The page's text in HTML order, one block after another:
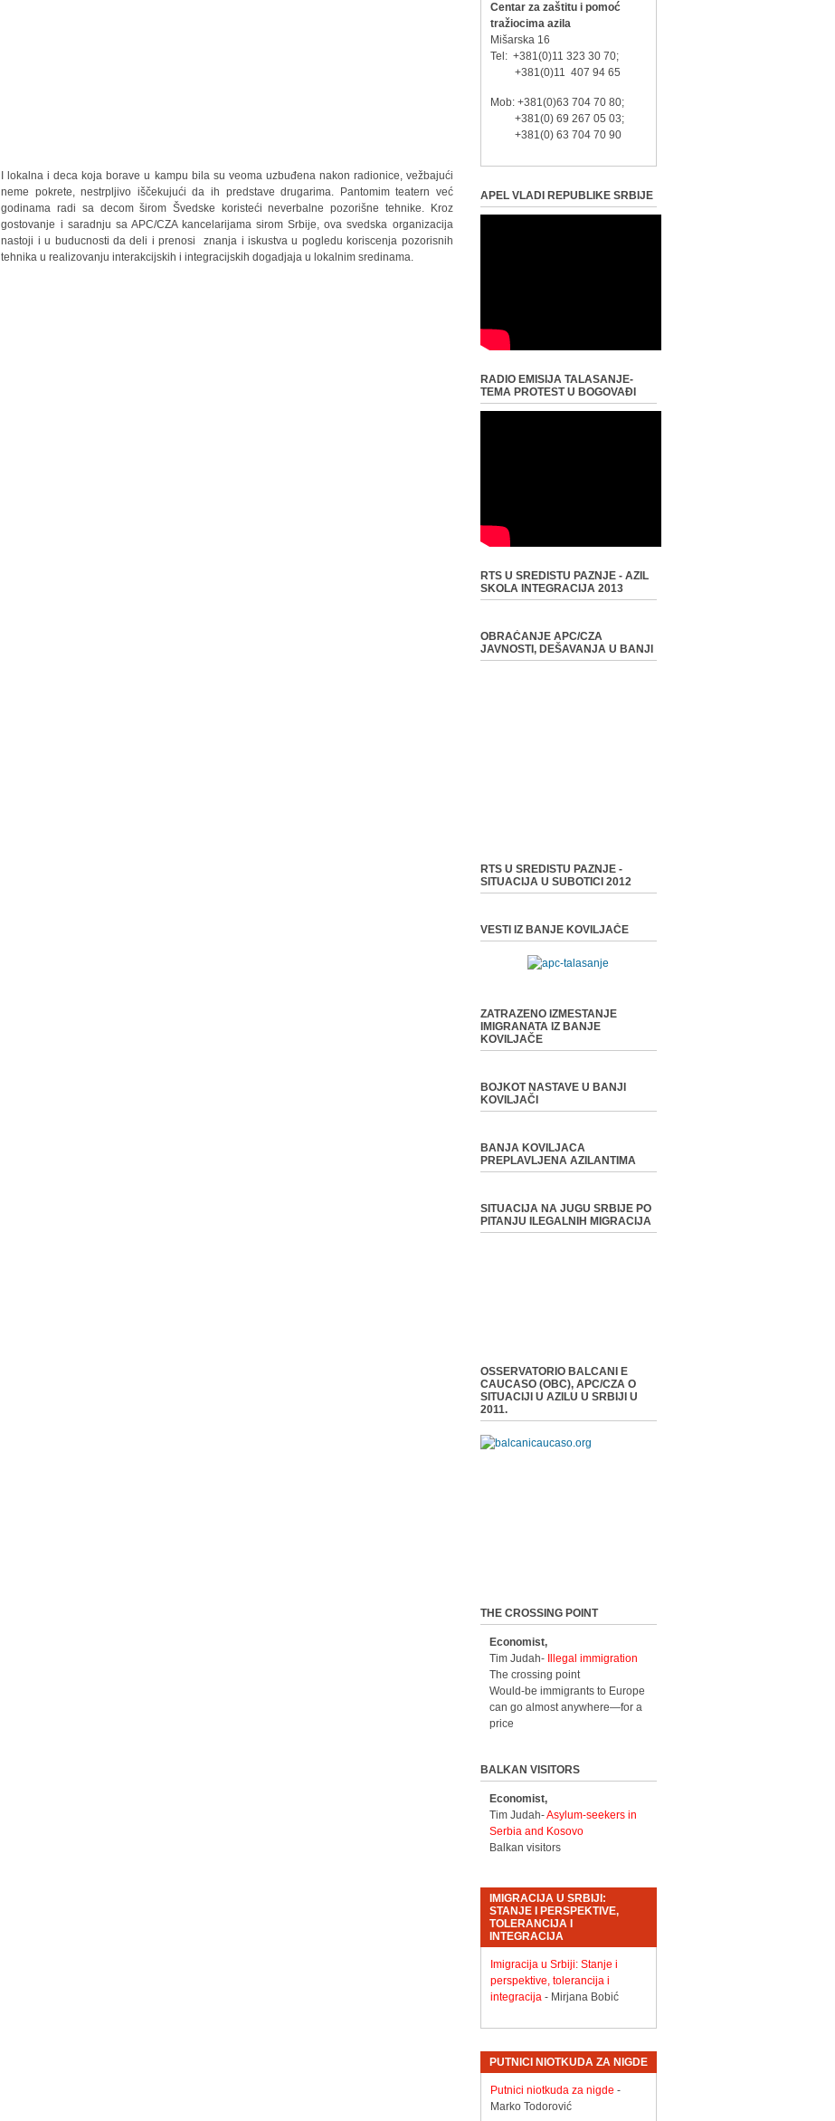
I lokalna i deca koja borave u kampu bila su veoma uzbuđena nakon radionice, vežbajući
neme pokrete, nestrpljivo iščekujući da ih predstave drugarima. Pantomim teatern već
godinama radi sa decom širom Švedske koristeći neverbalne pozorišne tehnike. Kroz
gostovanje i saradnju sa APC/CZA kancelarijama sirom Srbije, ova svedska organizacija
nastoji i u buducnosti da deli i prenosi znanja i iskustva u pogledu koriscenja pozorisnih
tehnika u realizovanju interakcijskih i integracijskih dogadjaja u lokalnim sredinama.
Centar za zaštitu i pomoć
tražiocima azila
Mišarska 16
Tel: +381(0)11 323 30 70;
+381(0)11 407 94 65
Mob: +381(0)63 704 70 80;
+381(0) 69 267 05 03;
+381(0) 63 704 70 90
APEL VLADI REPUBLIKE SRBIJE
RADIO EMISIJA TALASANJE-
TEMA PROTEST U BOGOVAĐI
RTS U SREDISTU PAZNJE - AZIL
SKOLA INTEGRACIJA 2013
OBRAĆANJE APC/CZA
JAVNOSTI, DEŠAVANJA U BANJI
RTS U SREDISTU PAZNJE -
SITUACIJA U SUBOTICI 2012
VESTI IZ BANJE KOVILJAČE
ZATRAZENO IZMESTANJE
IMIGRANATA IZ BANJE
KOVILJAČE
BOJKOT NASTAVE U BANJI
KOVILJAČI
BANJA KOVILJACA
PREPLAVLJENA AZILANTIMA
SITUACIJA NA JUGU SRBIJE PO
PITANJU ILEGALNIH MIGRACIJA
OSSERVATORIO BALCANI E
CAUCASO (OBC), APC/CZA O
SITUACIJI U AZILU U SRBIJI U
2011.
THE CROSSING POINT
Economist,
Tim Judah-
Illegal immigration
The crossing point
Would-be immigrants to Europe
can go almost anywhere—for a
price
BALKAN VISITORS
Economist,
Tim Judah-Asylum-seekers in
Serbia and Kosovo
Balkan visitors
IMIGRACIJA U SRBIJI:
STANJE I PERSPEKTIVE,
TOLERANCIJA I
INTEGRACIJA
Imigracija u Srbiji: Stanje i
perspektive, tolerancija i
integracija- Mirjana Bobić
PUTNICI NIOTKUDA ZA NIGDE
Putnici niotkuda za nigde -
Marko Todorović